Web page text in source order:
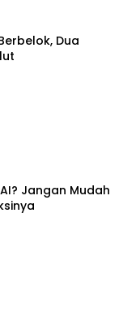
Dua
Jangan Mudah